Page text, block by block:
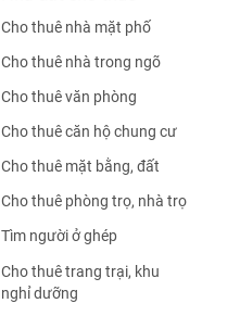
Cho thuê nhà mặt phố
Cho thuê nhà trong ngõ
Cho thuê văn phòng
Cho thuê căn hộ chung cư
Cho thuê mặt bằng, đất
Cho thuê phòng trọ, nhà trọ
Tìm người ở ghép
Cho thuê trang trại, khu
nghỉ dưỡng